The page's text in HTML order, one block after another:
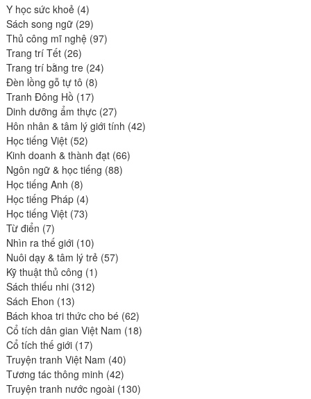
Y học sức khoẻ 44
produits
Sách song ngữ 2929
produits
Thủ công mĩ nghệ 9797
Trang trí Tết 2626
produits
Trang trí bằng tre 2424
Đèn lồng gỗ tự tô 88
produits
Tranh Đông Hồ 1717
produits
Dinh dưỡng ẩm thực 2727
produits
Hôn nhân & tâm lý giới tính 4242
Học tiếng Việt 5252
produits
Kinh doanh & thành đạt 6666
Ngôn ngữ & học tiếng 8888
Học tiếng Anh 88
produits
Học tiếng Pháp 44
produits
Học tiếng Việt 7373
Từ điển 77
produits
Nhìn ra thế giới 1010
produits
Nuôi dạy & tâm lý trẻ 5757
Kỹ thuật thủ công 11
produit
Sách thiếu nhi 312312
Sách Ehon 1313
produits
Bách khoa tri thức cho bé 6262
produits
Cổ tích dân gian Việt Nam 1818
Cổ tích thế giới 1717
produits
Truyện tranh Việt Nam 4040
produits
Tương tác thông minh 4242
produits
Truyện tranh nước ngoài 130130